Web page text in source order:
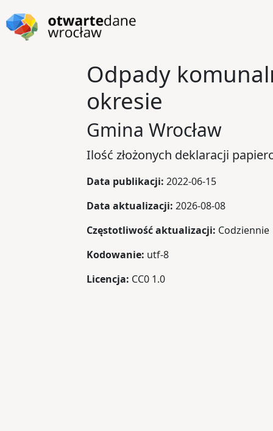
Przejdź do stopki
Odpady
okresie
Gmina Wrocław
Ilość złożonych deklaracji
Data publikacji: 2022-06-15
Data aktualizacji: 2026-08-08
Częstotliwość aktualizacji: Codziennie
Kodowanie: utf-8
Licencja: CC0 1.0